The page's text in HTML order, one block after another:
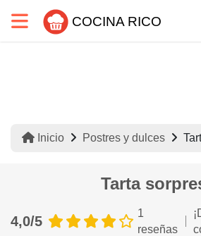
COCINA RICO
Inicio Postres y dulces
Tarta
4,0/5
1
reseñas